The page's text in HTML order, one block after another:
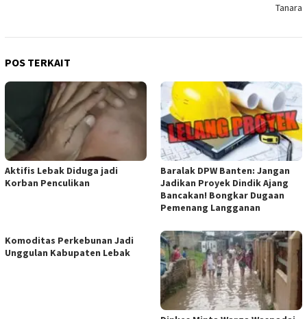
Tanara
POS TERKAIT
Aktifis Lebak Diduga jadi
Korban Penculikan
Baralak DPW Banten: Jangan
Jadikan Proyek Dindik Ajang
Bancakan! Bongkar Dugaan
Pemenang Langganan
Komoditas Perkebunan Jadi
Unggulan Kabupaten Lebak